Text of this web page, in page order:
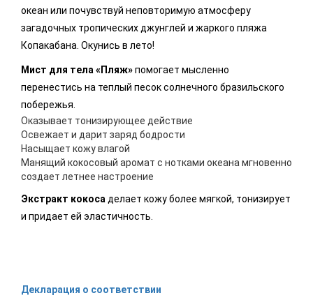
океан или почувствуй неповторимую атмосферу
загадочных тропических джунглей и жаркого пляжа
Копакабана. Окунись в лето!
Мист для тела «Пляж»помогает мысленно
перенестись на теплый песок солнечного бразильского
побережья.
Оказывает тонизирующее действие
Освежает и дарит заряд бодрости
Насыщает кожу влагой
Манящий кокосовый аромат с нотками океана мгновенно
создает летнее настроение
Экстракт кокоса делает кожу более мягкой, тонизирует
и придает ей эластичность.
Декларация о соответствии